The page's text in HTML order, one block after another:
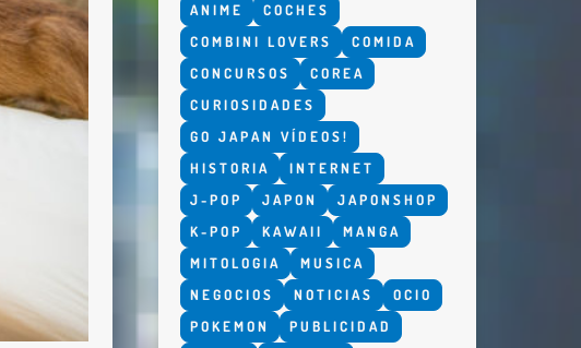
ANIME
COCHES
COMBINI LOVERS
COMIDA
CONCURSOS
COREA
CURIOSIDADES
GO JAPAN VÍDEOS!
HISTORIA
INTERNET
J-POP
JAPON
JAPONSHOP
K-POP
KAWAII
MANGA
MITOLOGIA
MUSICA
NEGOCIOS
NOTICIAS
OCIO
POKEMON
PUBLICIDAD